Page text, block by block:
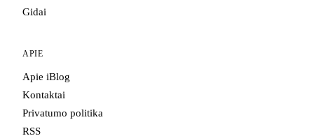
Gidai
APIE
Apie iBlog
Kontaktai
Privatumo politika
RSS